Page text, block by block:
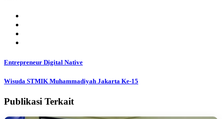
Entrepreneur Digital Native
Wisuda STMIK Muhammadiyah Jakarta Ke-15
Publikasi Terkait